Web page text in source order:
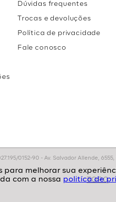
politíca de
Dúvidas frequentes
Trocas e devoluções
Política de privacidade
Fale conosco
0152-90 - Av. Salvador Allende,
TOPO